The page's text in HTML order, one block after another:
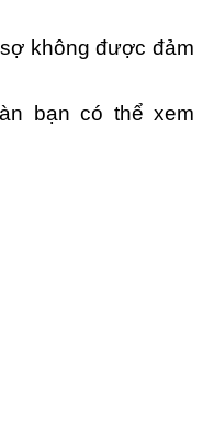
không được đảm
bạn có thể xem